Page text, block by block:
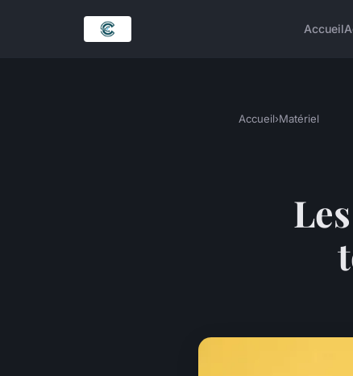
Accueil
Accueil›Matériel